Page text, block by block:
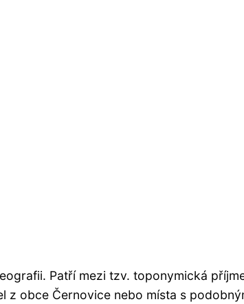
Patří mezi tzv. toponymická
obce Černovice nebo místa s